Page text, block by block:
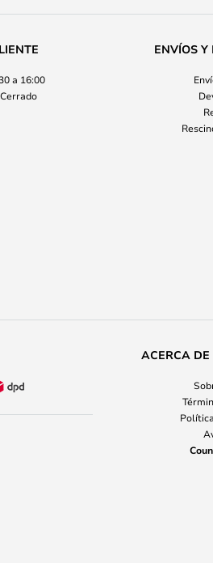
a 16:00
ENVÍOS Y
ACERCA DE